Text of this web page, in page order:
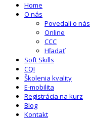
Home
O nás
Povedali o nás
Online
CCC
Hľadať
Soft Skills
CQI
Školenia kvality
E-mobilita
Registrácia na kurz
Blog
Kontakt